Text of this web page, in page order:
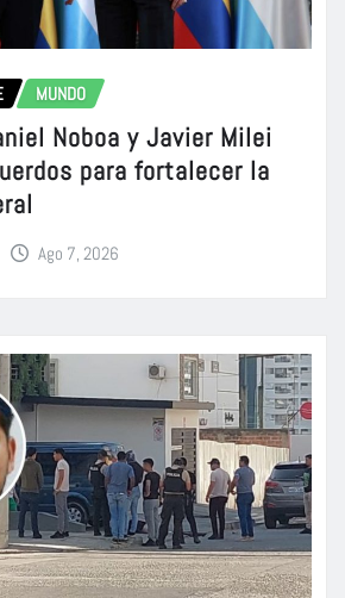
MUNDO
Noboa y Javier Milei
para fortalecer la
Ago 7, 2026